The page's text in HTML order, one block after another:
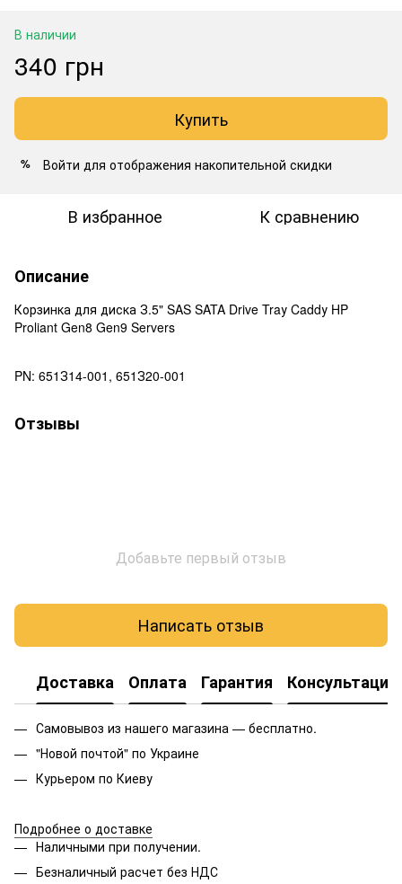
В наличии
340 грн
Купить
% Войти для отображения накопительной скидки
В избранное К сравнению
Описание
Корзинка для диска З.5" SAS SATA Drive Traу Caddу HP
Proliant Gen8 Gen9 Servers
PN: 651З14-001, 651З20-001
Отзывы
Добавьте первый отзыв
Написать отзыв
Доставка Оплата Гарантия Консультация
Самовывоз из нашего магазина — бесплатно.
"Новой почтой" по Украине
Курьером по Киеву
Подробнее о доставке
Наличными при получении.
Безналичный расчет без НДС